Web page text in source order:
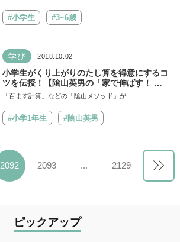
#小学生 #3~6歳
学び 2018.10.02
小学生がくり上がりのたし算を得意にするコ
ツを伝授！【隂山英男の「家で伸ばす！ 子
どもの学力」】
「百ます計算」などの「隂山メソッド」が…
#小学1年生 #陰山英男
2092 2093 ... 2129
ピックアップ